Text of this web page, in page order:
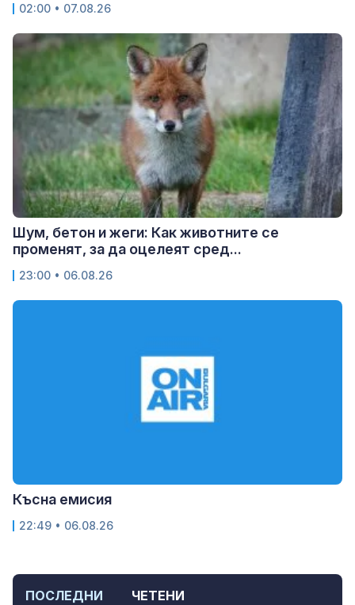
ПОСЛЕДНИ ЧЕТЕНИ
02:00 • 07.08.26
Шум, бетон и жеги: Как животните се
променят, за да оцелеят сред...
23:00 • 06.08.26
Късна емисия
22:49 • 06.08.26